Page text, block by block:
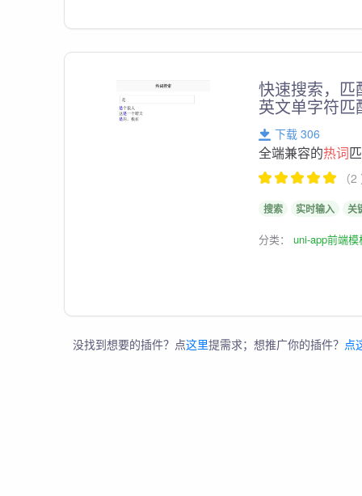
快速搜索，匹
英文单字符
下载 306
全端兼容的热词
（
搜索 实时输入 关
分类：uni-app前端模
没找到想要的插件？点这里提需求；想推广你的插件？ 点